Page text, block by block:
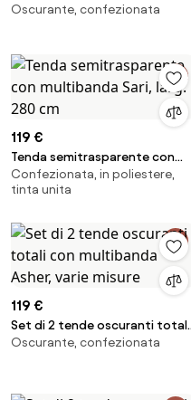
multibanda Lasha, varie misure
Oscurante, confezionata
119 €
Tenda semitrasparente con
multibanda Sari, larg. 280 cm
Confezionata, in poliestere,
tinta unita
119 €
Set di 2 tende oscuranti totali
con multibanda Asher, varie
Oscurante, confezionata